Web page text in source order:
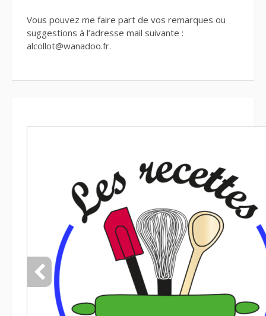
Vous pouvez me faire part de vos remarques ou
suggestions à l’adresse mail suivante :
alcollot@wanadoo.fr.